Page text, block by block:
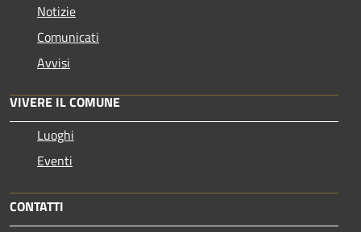
Notizie
Comunicati
Avvisi
VIVERE IL COMUNE
Luoghi
Eventi
CONTATTI